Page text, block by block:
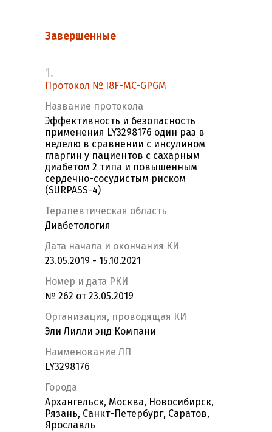
Завершенные
1.
Протокол № I8F-MC-GPGM
Название протокола
Эффективность и безопасность
применения LY3298176 один раз в
неделю в сравнении c инсулином
гларгин у пациентов с сахарным
диабетом 2 типа и повышенным
сердечно-сосудистым риском
(SURPASS-4)
Терапевтическая область
Диабетология
Дата начала и окончания КИ
23.05.2019 - 15.10.2021
Номер и дата РКИ
№ 262 от 23.05.2019
Организация, проводящая КИ
Эли Лилли энд Компани
Наименование ЛП
LY3298176
Города
Архангельск, Москва, Новосибирск,
Рязань, Санкт-Петербург, Саратов,
Ярославль